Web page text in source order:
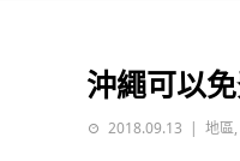
沖繩可以
2018.09.13 地區,